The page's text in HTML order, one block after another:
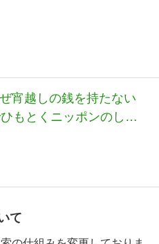
宵越しの銭を持たない
もとくニッポンのしき
新書 84)
て